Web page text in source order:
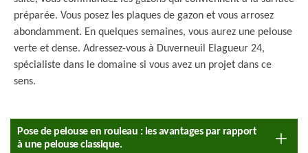
préparée. Vous posez les plaques de gazon et vous arrosez
abondamment. En quelques semaines, vous aurez une pelouse
verte et dense. Adressez-vous à Duverneuil Elagueur 24,
spécialiste dans le domaine si vous avez un projet dans ce
sens.
Pose de pelouse en rouleau : les avantages par rapport
à une pelouse classique.